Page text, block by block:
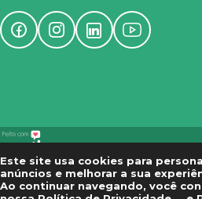
Este site usa cookies para
anúncios e melhorar a sua
Ao continuar navegando, você